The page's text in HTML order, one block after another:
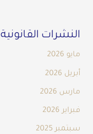
النشرات القانونية
مايو 2026
أبريل 2026
مارس 2026
فبراير 2026
سبتمبر 2025